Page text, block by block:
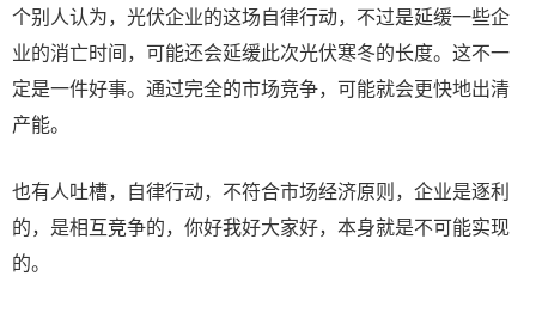
个别人认为，光伏企业的这场自律行动，不过是延缓一些企
业的消亡时间，可能还会延缓此次光伏寒冬的长度。这不一
定是一件好事。通过完全的市场竞争，可能就会更快地出清
产能。
也有人吐槽，自律行动，不符合市场经济原则，企业是逐利
的，是相互竞争的，你好我好大家好，本身就是不可能实现
的。